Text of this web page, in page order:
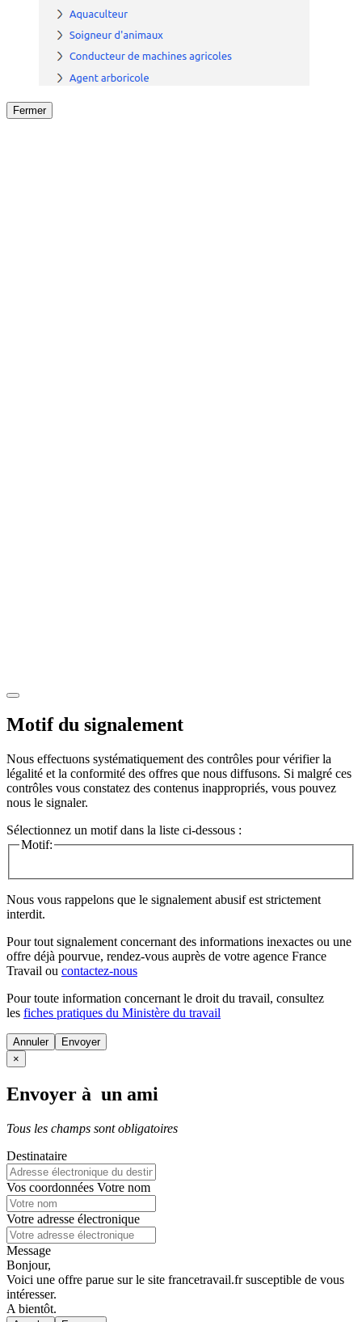
Fermer
Motif du signalement
Nous effectuons systématiquement des contrôles pour vérifier la
légalité et la conformité des offres que nous diffusons. Si malgré ces
contrôles vous constatez des contenus inappropriés, vous pouvez
nous le signaler.
Sélectionnez un motif dans la liste ci-dessous :
Motif:
Nous vous rappelons que le signalement abusif est strictement
interdit.
Pour tout signalement concernant des informations inexactes ou une
offre déjà pourvue, rendez-vous auprès de votre agence France
Travail ou contactez-nous
Pour toute information concernant le droit du travail, consultez
les fiches pratiques du Ministère du travail
Annuler
×
Envoyer à un ami
Tous les champs sont obligatoires
Destinataire
Vos coordonnées Votre nom
Votre adresse électronique
Message
Bonjour,
Voici une offre parue sur le site francetravail.fr susceptible de vous
intéresser.
A bientôt.